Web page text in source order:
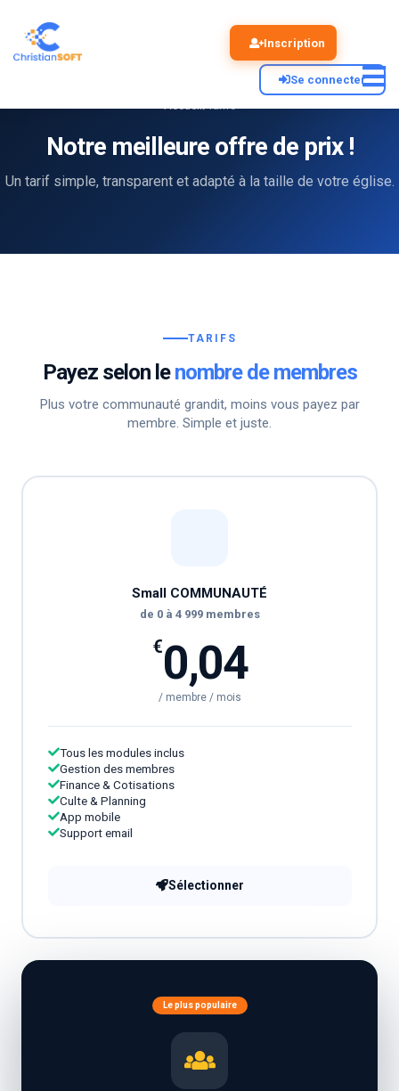
Se connecter
Inscription
Accueil Tarifs
Notre meilleure offre de prix !
Un tarif simple, transparent et adapté à la taille de votre église.
TARIFS
Payez selon lenombre de membres
Plus votre communauté grandit, moins vous payez par
membre. Simple et juste.
Small COMMUNAUTÉ
de 0 à 4 999 membres
€0,04
/ membre / mois
Tous les modules inclus
Gestion des membres
Finance & Cotisations
Culte & Planning
App mobile
Support email
Sélectionner
Le plus populaire